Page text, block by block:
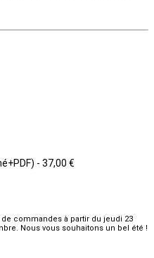
- 37,00 €
commandes à partir du jeudi 23
Nous vous souhaitons un bel été !